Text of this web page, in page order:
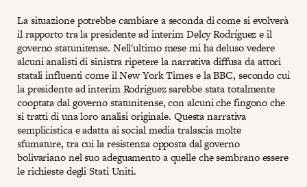
La situazione potrebbe cambiare a seconda di come si evolverà
il rapporto tra la presidente ad interim Delcy Rodríguez e il
governo statunitense. Nell'ultimo mese mi ha deluso vedere
alcuni analisti di sinistra ripetere la narrativa diffusa da attori
statali influenti come il New York Times e la BBC, secondo cui
la presidente ad interim Rodriguez sarebbe stata totalmente
cooptata dal governo statunitense, con alcuni che fingono che
si tratti di una loro analisi originale. Questa narrativa
semplicistica e adatta ai social media tralascia molte
sfumature, tra cui la resistenza opposta dal governo
bolivariano nel suo adeguamento a quelle che sembrano essere
le richieste degli Stati Uniti.